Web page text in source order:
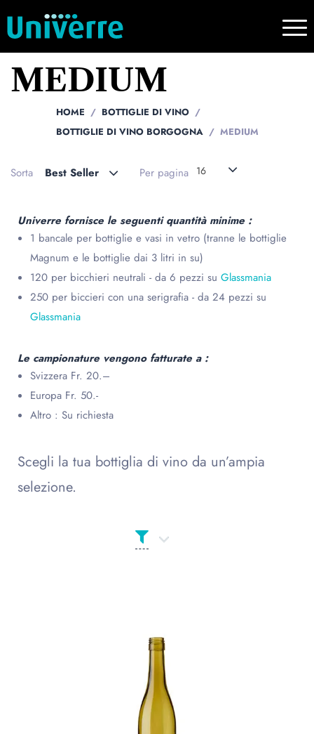
MEDIUM
HOME
BOTTIGLIE DI VINO
BOTTIGLIE DI VINO BORGOGNA
MEDIUM
Sorta Best Seller Per pagina 16
Univerre fornisce le seguenti quantità minime :
1 bancale per bottiglie e vasi in vetro (tranne le bottiglie
Magnum e le bottiglie dai 3 litri in su)
120 per bicchieri neutrali - da 6 pezzi su Glassmania
250 per biccieri con una serigrafia - da 24 pezzi su
Glassmania
Le campionature vengono fatturate a :
Svizzera Fr. 20.–
Europa Fr. 50.-
Altro : Su richiesta
Scegli la tua bottiglia di vino da un’ampia
selezione.